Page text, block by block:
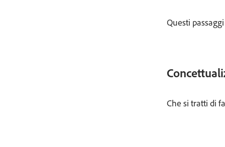
Questi
Che si tratti di